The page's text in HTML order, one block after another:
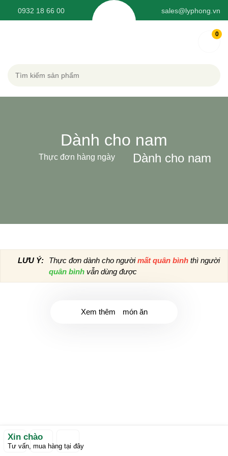
0932 18 66 00 sales@lyphong.vn
0
Dành cho nam
Thực đơn hàng ngày Dành cho nam
LƯU Ý Thực đơn dành cho ngườimất quân bình thì người
quân bình vẫn dùng được
Xem thêm món ăn